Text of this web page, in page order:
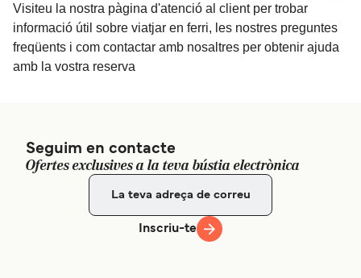
Visiteu la nostra pàgina d'atenció al client per trobar
informació útil sobre viatjar en ferri, les nostres preguntes
freqüents i com contactar amb nosaltres per obtenir ajuda
amb la vostra reserva
Seguim en contacte
Ofertes exclusives a la teva bústia electrònica
Inscriu-te